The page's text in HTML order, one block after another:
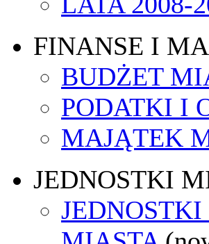
FINANSE I
BUDŻET
PODATKI I
MAJĄTEK
JEDNOSTKI